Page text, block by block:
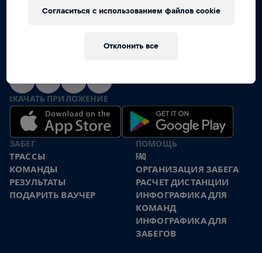
КТО НЕ МОЖЕТ
CКАЧАТЬ ПРИЛОЖЕНИЕ
ЗАБЕГ
ТРАССЫ
КОМАНДЫ
РЕЗУЛЬТАТЫ
ПОДАРИТЬ ВАУЧЕР
ПОМОЩЬ
FAQ
ОРГАНИЗАЦИЯ ЗАБЕГА
РАСЧЕТ ДИСТАНЦИИ
ИНФОГРАФИКА ДЛЯ
КОМАНД
ИНФОГРАФИКА ДЛЯ
ЗАБЕГОВ
Отклонить все
Согласиться с использованием файлов cookie